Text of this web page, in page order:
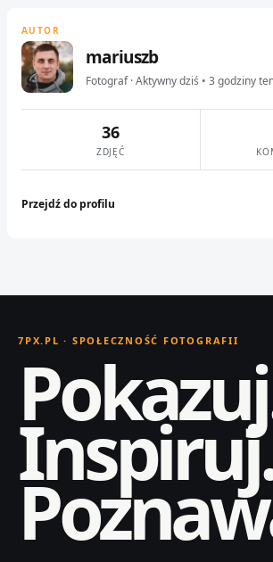
AUTOR
mariuszb
Fotograf · Aktywny dziś • 3 godziny
36
ZDJĘĆ
Przejdź do profilu
7PX.PL · SPOŁECZNOŚĆ FOTOGRAFII